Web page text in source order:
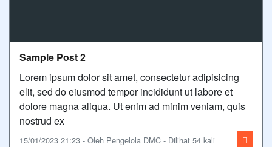
Sample Post 2
Lorem ipsum dolor sit amet, consectetur adipisicing
elit, sed do eiusmod tempor incididunt ut labore et
dolore magna aliqua. Ut enim ad minim veniam, quis
nostrud ex
15/01/2023 21:23 - Oleh Pengelola DMC - Dilihat 54 kali